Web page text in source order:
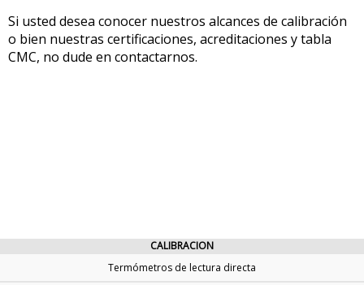
Si usted desea conocer nuestros alcances de calibración
o bien nuestras certificaciones, acreditaciones y tabla
CMC, no dude en contactarnos.
CALIBRACION
Termómetros de lectura directa